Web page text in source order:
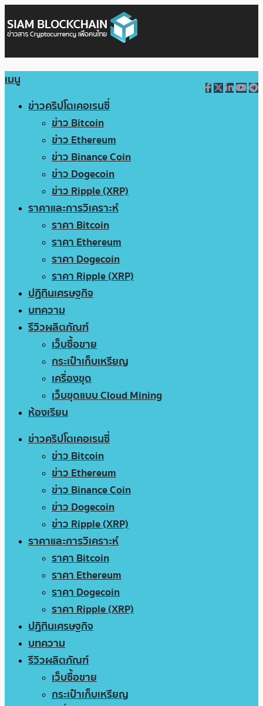
เมนู
ข่าวคริปโตเคอเรนซี่
ข่าว Bitcoin
ข่าว Ethereum
ข่าว Binance Coin
ข่าว Dogecoin
ข่าว Ripple (XRP)
ราคาและการวิเคราะห์
ราคา Bitcoin
ราคา Ethereum
ราคา Dogecoin
ราคา Ripple (XRP)
ปฏิทินเศรษฐกิจ
บทความ
รีวิวผลิตภัณฑ์
เว็บซื้อขาย
กระเป๋าเก็บเหรียญ
เครื่องขุด
เว็บขุดแบบ Cloud Mining
ห้องเรียน
ข่าวคริปโตเคอเรนซี่
ข่าว Bitcoin
ข่าว Ethereum
ข่าว Binance Coin
ข่าว Dogecoin
ข่าว Ripple (XRP)
ราคาและการวิเคราะห์
ราคา Bitcoin
ราคา Ethereum
ราคา Dogecoin
ราคา Ripple (XRP)
ปฏิทินเศรษฐกิจ
บทความ
รีวิวผลิตภัณฑ์
เว็บซื้อขาย
กระเป๋าเก็บเหรียญ